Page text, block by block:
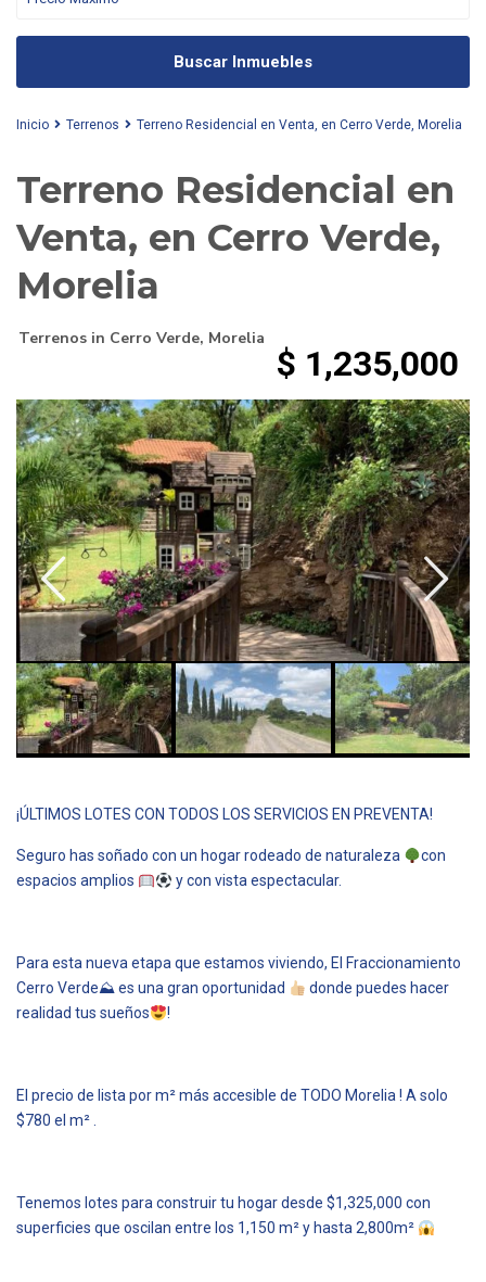
Buscar Inmuebles
Inicio Terrenos Terreno Residencial en Venta, en Cerro Verde, Morelia
Terreno Residencial en
Venta, en Cerro Verde,
Morelia
Terrenos in Cerro Verde, Morelia
$ 1,235,000
¡ÚLTIMOS LOTES CON TODOS LOS SERVICIOS EN PREVENTA!
Seguro has soñado con un hogar rodeado de naturaleza
con
espacios amplios
y con vista espectacular.
Para esta nueva etapa que estamos viviendo, El Fraccionamiento
Cerro Verde⛰ es una gran oportunidad
donde puedes hacer
realidad tus sueños
!
El precio de lista por m² más accesible de TODO Morelia ! A solo
$780 el m² .
Tenemos lotes para construir tu hogar desde $1,325,000 con
superficies que oscilan entre los 1,150 m² y hasta 2,800m²